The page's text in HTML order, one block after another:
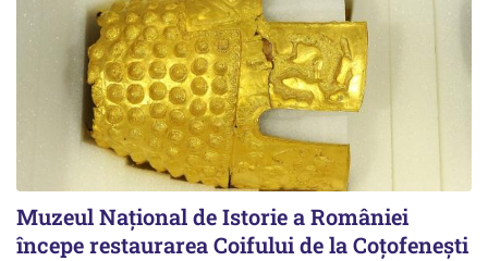
Muzeul Național de Istorie a României
începe restaurarea Coifului de la Coțofenești